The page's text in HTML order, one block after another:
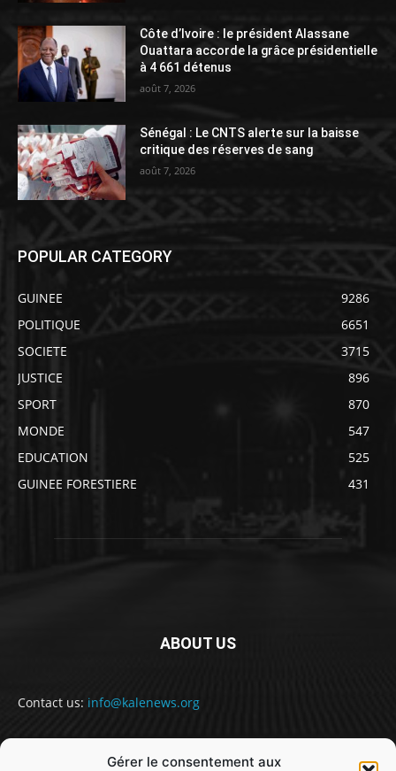
Gérer le consentement aux
Côte d’Ivoire : le président Alassane
Ouattara accorde la grâce présidentielle
à 4 661 détenus
août 7, 2026
Sénégal : Le CNTS alerte sur la baisse
critique des réserves de sang
août 7, 2026
POPULAR CATEGORY
GUINEE
9286
POLITIQUE
6651
SOCIETE
3715
JUSTICE
896
SPORT
870
MONDE
547
EDUCATION
525
GUINEE FORESTIERE
431
ABOUT US
Contact us: info@kalenews.org